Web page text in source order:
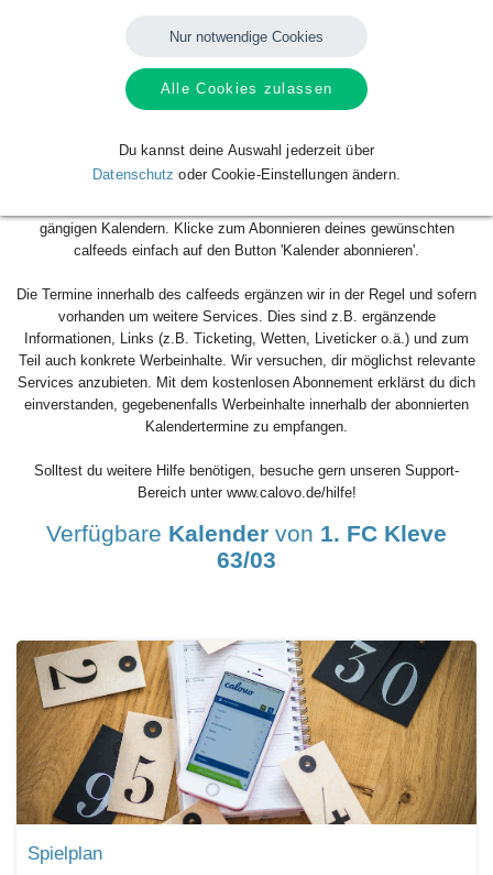
oder Desktop-PC integrieren? Kein Problem mit den kostenlosen
Das Beste daran: sobald neue Spieltermine angelegt oder geändert
dem kostenlosen Abonnieren nie wieder etwas tun. Alle Termine einzeln
und mühsam einzutragen gehört also der Vergangenheit an. Los geht´s!
gängigen Kalendern. Klicke zum Abonnieren deines gewünschten
calfeeds einfach auf den Button 'Kalender abonnieren'.
Die Termine innerhalb des calfeeds ergänzen wir in der Regel und sofern
vorhanden um weitere Services. Dies sind z.B. ergänzende
Informationen, Links (z.B. Ticketing, Wetten, Liveticker o.ä.) und zum
Teil auch konkrete Werbeinhalte. Wir versuchen, dir möglichst relevante
Services anzubieten. Mit dem kostenlosen Abonnement erklärst du dich
einverstanden, gegebenenfalls Werbeinhalte innerhalb der abonnierten
Kalendertermine zu empfangen.
Solltest du weitere Hilfe benötigen, besuche gern unseren Support-
Bereich unter www.calovo.de/hilfe!
Verfügbare Kalender von 1. FC Kleve
63/03
Spielplan
Nur notwendige Cookies
Alle Cookies zulassen
Du kannst deine Auswahl jederzeit über
Datenschutz oder Cookie-Einstellungen ändern.